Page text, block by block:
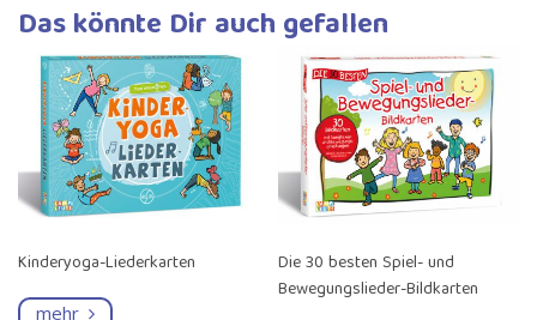
Das könnte Dir auch gefallen
Kinderyoga-Liederkarten
mehr
Die 30 besten Spiel- und
Bewegungslieder-Bildkarten